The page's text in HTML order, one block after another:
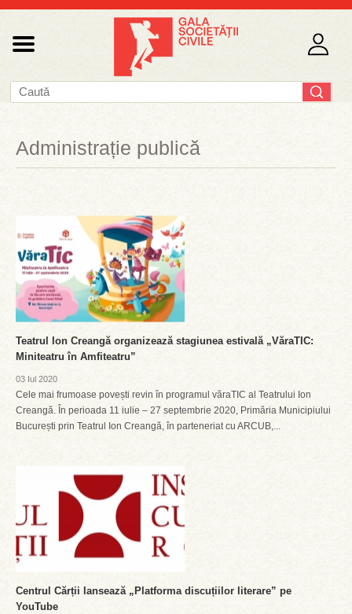
Administrație publică
Teatrul Ion Creangă organizează stagiunea estivală „VăraTIC:
Miniteatru în Amfiteatru”
03 Iul 2020
Cele mai frumoase povești revin în programul văraTIC al Teatrului Ion
Creangă. În perioada 11 iulie – 27 septembrie 2020, Primăria Municipiului
București prin Teatrul Ion Creangă, în parteneriat cu ARCUB,...
Centrul Cărții lansează „Platforma discuțiilor literare” pe
YouTube